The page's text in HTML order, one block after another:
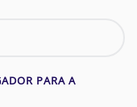
PARA A